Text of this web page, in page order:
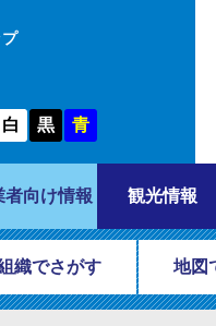
白 黒 青
者向け情報 観光情報
織でさがす 地図